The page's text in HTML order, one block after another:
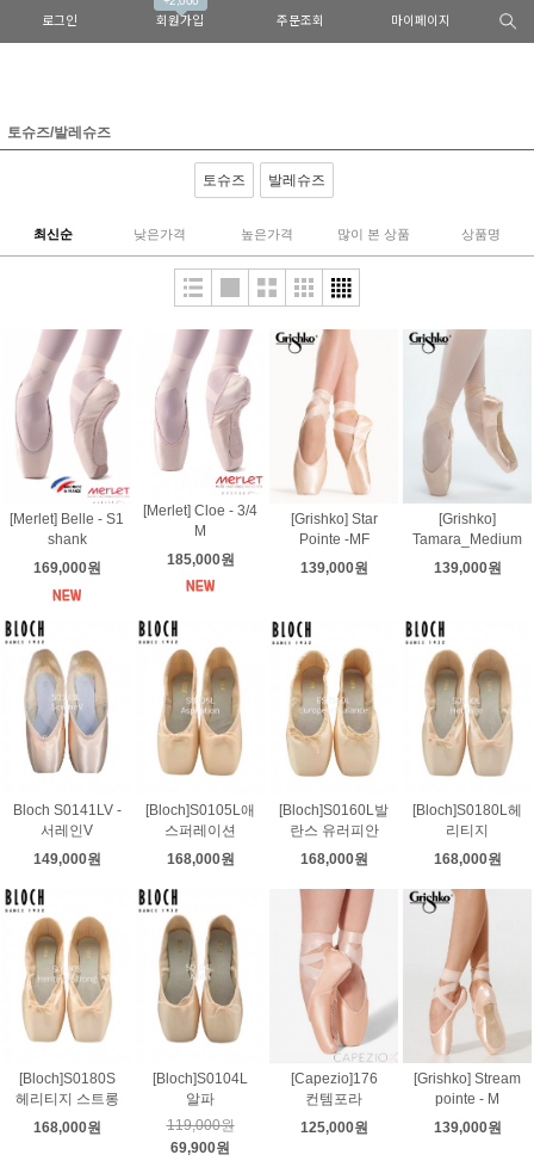
로그인 회원가입 주문조회 마이페이지
토슈즈/발레슈즈
토슈즈 발레슈즈
최신순 낮은가격 높은가격 많이 본 상품 상품명
[Merlet] Belle - S1
shank
169,000원
[Merlet] Cloe - 3/4
M
185,000원
[Grishko] Star
Pointe -MF
139,000원
[Grishko]
Tamara_Medium
139,000원
Bloch S0141LV -
서레인V
149,000원
[Bloch]S0105L애
스퍼레이션
168,000원
[Bloch]S0160L발
란스 유러피안
168,000원
[Bloch]S0180L헤
리티지
168,000원
[Bloch]S0180S
헤리티지 스트롱
168,000원
[Bloch]S0104L
알파
119,000원
69,900원
[Capezio]176
컨템포라
125,000원
[Grishko] Stream
pointe - M
139,000원